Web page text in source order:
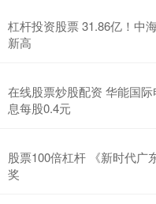
杠杆投资股票 31.86亿！中
新高
在线股票炒股配资 华能国
息每股0.4元
股票100倍杠杆 《新时代广
奖